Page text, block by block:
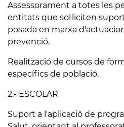
Assessorament a totes les
entitats que sol·liciten
posada en marxa
prevenció.
Realització de cursos de
específics de població.
2.- ESCOLAR
Suport a l'aplicació de